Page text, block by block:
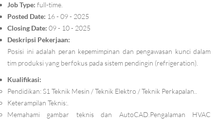
Job Type: full-time.
Posted Date: 16 - 09 - 2025
Closing Date: 09 - 10 - 2025
Deskripsi Pekerjaan:
Posisi ini adalah peran kepemimpinan dan pengawasan kunci dalam
tim produksi yang berfokus pada sistem pendingin (refrigeration).
Kualifikasi:
Pendidikan: S1 Teknik Mesin / Teknik Elektro / Teknik Perkapalan..
Keterampilan Teknis:.
Memahami gambar teknis dan AutoCAD.Pengalaman HVAC